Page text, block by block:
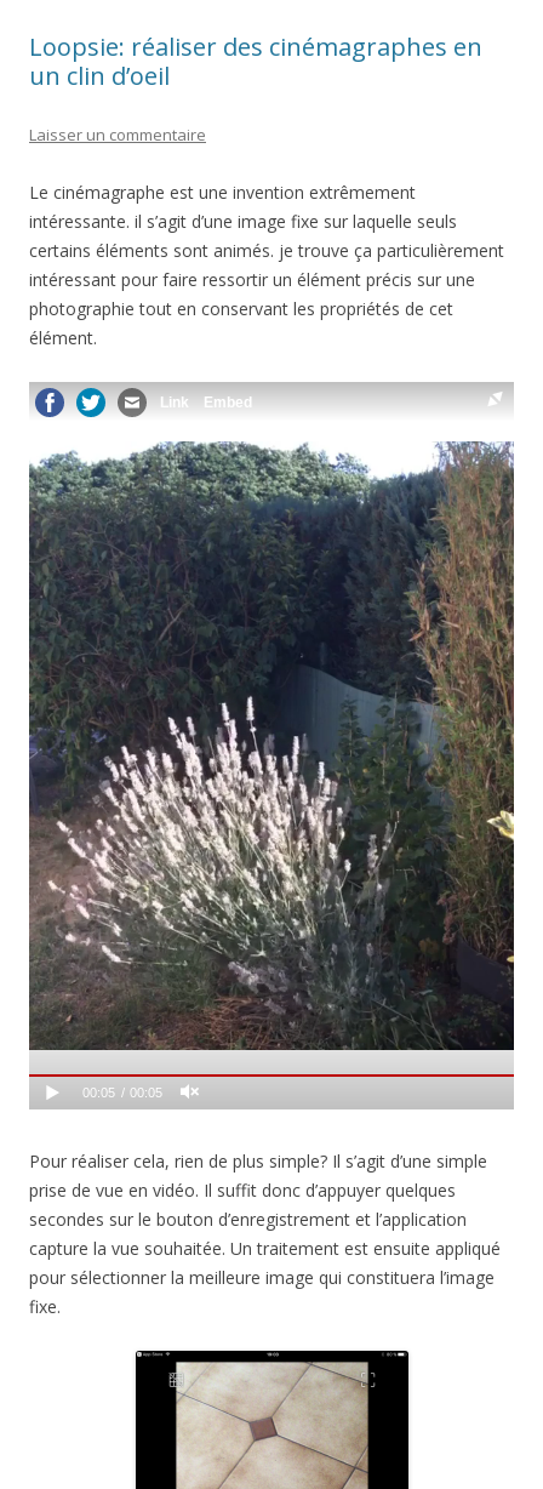
Loopsie: réaliser des cinémagraphes en
un clin d’oeil
Laisser un commentaire
Le cinémagraphe est une invention extrêmement
intéressante. il s’agit d’une image fixe sur laquelle seuls
certains éléments sont animés. je trouve ça particulièrement
intéressant pour faire ressortir un élément précis sur une
photographie tout en conservant les propriétés de cet
élément.
Link Embed
00:05 00:05
Pour réaliser cela, rien de plus simple? Il s’agit d’une simple
prise de vue en vidéo. Il suffit donc d’appuyer quelques
secondes sur le bouton d’enregistrement et l’application
capture la vue souhaitée. Un traitement est ensuite appliqué
pour sélectionner la meilleure image qui constituera l’image
fixe.